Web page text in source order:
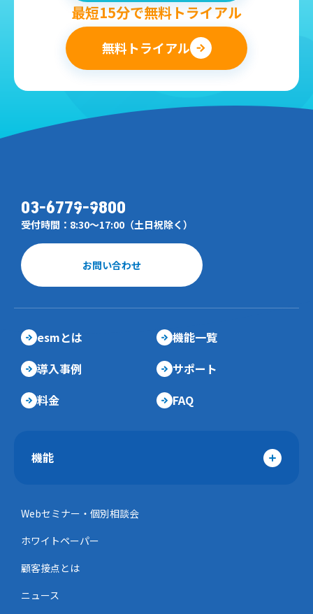
最短15分で無料トライアル
無料トライアル
お問い合わせ
03-6779-9800
受付時間：8:30～17:00（土日祝除く）
esmとは
機能一覧
導入事例
サポート
料金
FAQ
機能
Webセミナー・個別相談会
ホワイトペーパー
顧客接点とは
ニュース